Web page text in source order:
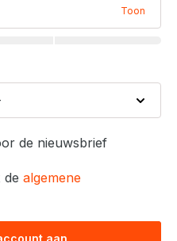
Toon
de nieuwsbrief
de algemene
aan